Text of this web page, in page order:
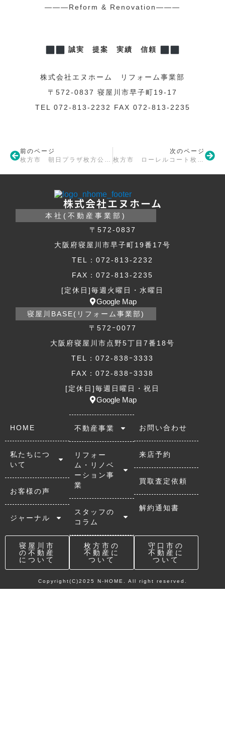
———Reform & Renovation———
誠実 提案 実績 信頼
株式会社エヌホーム リフォーム事業部
〒572-0837 寝屋川市早子町19-17
TEL 072-813-2232 FAX 072-813-2235
前のページ
枚方市 朝日プラザ枚方公園C棟 リフォーム工事着手
次のページ
枚方市 ローレルコート枚方リバーフロント リフォーム工事着手
株式会社エヌホーム
本社(不動産事業部)
〒572-0837
大阪府寝屋川市早子町19番17号
TEL：072-813-2232
FAX：072-813-2235
[定休日]毎週火曜日・水曜日
Google Map
寝屋川BASE(リフォーム事業部)
〒572ｰ0077
大阪府寝屋川市点野5丁目7番18号
TEL：072-838ｰ3333
FAX：072-838ｰ3338
[定休日]毎週日曜日・祝日
Google Map
HOME
私たちにつ
いて
お客様の声
ジャーナル
不動産事業
リフォー
ム・リノベ
ーション事
業
スタッフの
コラム
お問い合わせ
来店予約
買取査定依頼
解約通知書
寝屋川市
の不動産
について
枚方市の
不動産に
ついて
守口市の
不動産に
ついて
Copyright(C)2025 N-HOME. All right reserved.